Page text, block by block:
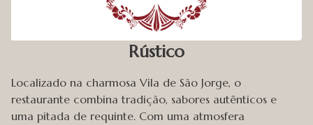
Rústico
Localizado na charmosa Vila de São Jorge, o
restaurante combina tradição, sabores autênticos e
uma pitada de requinte. Com uma atmosfera